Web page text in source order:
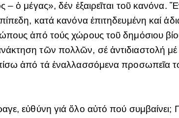
μέγας», δέν ἐξαιρεῖται τοῦ κανόνα.
κατά κανόνα ἐπιτηδευμένη καί
ἀπό τούς χώρους τοῦ δημόσιου
τῶν πολλῶν, σέ ἀντιδιαστολή
ἀπό τά ἐναλλασσόμενα προσωπεῖα
εὐθύνη γιά ὅλο αὐτό πού συμβαίνει;